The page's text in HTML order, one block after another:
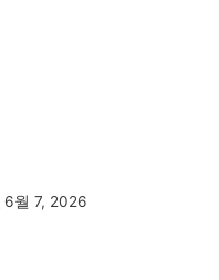
6월 7, 2026